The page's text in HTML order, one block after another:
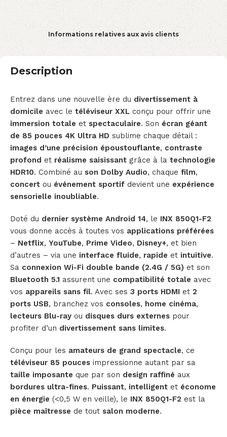
Informations relatives aux avis clients
Description
Entrez dans une nouvelle ère du divertissement à
domicile avec le téléviseur XXL conçu pour offrir une
immersion totale et spectaculaire. Son écran géant
de 85 pouces 4K Ultra HD sublime chaque détail :
images d’une précision époustouflante, contraste
profond et réalisme saisissant grâce à la technologie
HDR10. Combiné au son Dolby Audio, chaque film,
concert ou événement sportif devient une expérience
sensorielle inoubliable.
Doté du dernier système Android 14, le INX 850Q1-F2
vous donne accès à toutes vos applications préférées
– Netflix, YouTube, Prime Video, Disney+, et bien
d’autres – via une interface fluide, rapide et intuitive.
Sa connexion Wi-Fi double bande (2.4G / 5G) et son
Bluetooth 5.1 assurent une compatibilité totale avec
vos appareils sans fil. Avec ses 3 ports HDMI et 2
ports USB, branchez vos consoles, home cinéma,
lecteurs Blu-ray ou disques durs externes pour
profiter d’un divertissement sans limites.
Conçu pour les amateurs de grand spectacle, ce
téléviseur 85 pouces impressionne autant par sa
taille imposante que par son design raffiné aux
bordures ultra-fines. Puissant, intelligent et économe
en énergie (<0,5 W en veille), le INX 850Q1-F2 est la
pièce maîtresse de tout salon moderne.